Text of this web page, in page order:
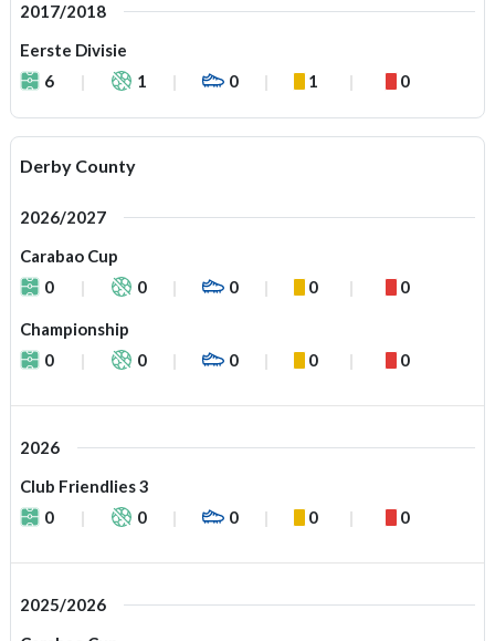
2017/2018
Eerste Divisie
6
1 0 1 0
Derby County
2026/2027
Carabao Cup
0
0 0 0 0
Championship
0
0 0 0 0
2026
Club Friendlies 3
0
0 0 0 0
2025/2026